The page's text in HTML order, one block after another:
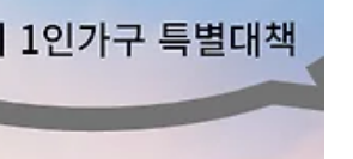
고 성별도 골고루 총 16개 팀이 참여한다고 합니
여율을 높이기 위해 대부분의 프로그램 일정은 주
성..